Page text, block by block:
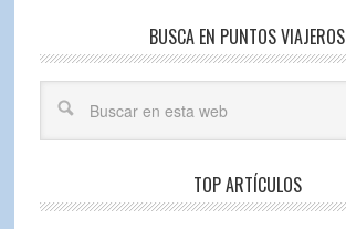
BUSCA EN PUNTOS VIAJEROS
TOP ARTÍCULOS